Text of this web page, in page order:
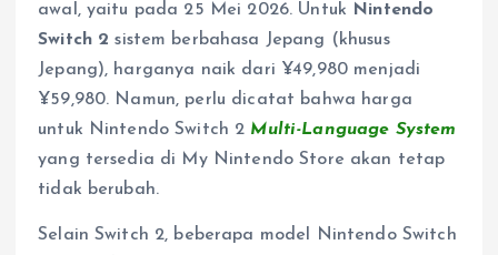
awal, yaitu pada 25 Mei 2026. Untuk
Nintendo
Switch 2 sistem berbahasa Jepang (khusus
Jepang), harganya naik dari ¥49,980 menjadi
¥59,980. Namun, perlu dicatat bahwa harga
untuk Nintendo Switch 2 Multi-Language System
yang tersedia di My Nintendo Store akan tetap
tidak berubah.
Selain Switch 2, beberapa model Nintendo Switch